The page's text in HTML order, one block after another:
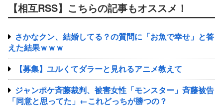
【相互RSS】こちらの記事もオススメ！
さかなクン、結婚してる？の質問に「お魚で幸せ」と答
えた結果ｗｗｗ
【募集】ユルくてダラーと見れるアニメ教えて
ジャンポケ斉藤裁判、被害女性「モンスター」斉藤被告
「同意と思ってた」←これどっちが勝つの？